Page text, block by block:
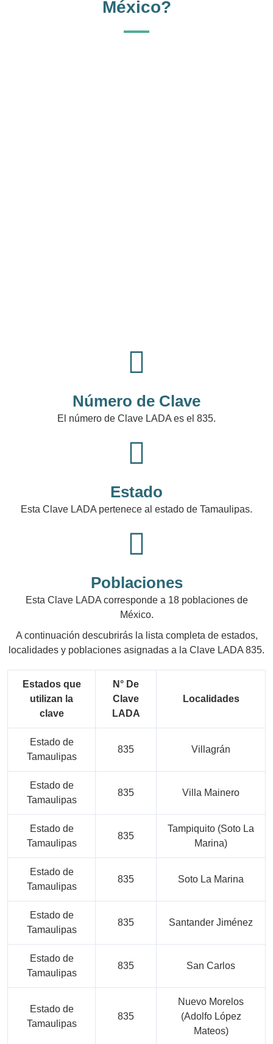
México?
Número de Clave
El número de Clave LADA es el 835.
Estado
Esta Clave LADA pertenece al estado de Tamaulipas.
Poblaciones
Esta Clave LADA corresponde a 18 poblaciones de
México.
A continuación descubrirás la lista completa de estados,
localidades y poblaciones asignadas a la Clave LADA 835.
Estados que
utilizan la
clave
N° De
Clave
LADA
Localidades
Estado de
Tamaulipas
835 Villagrán
Estado de
Tamaulipas
835 Villa Mainero
Estado de
Tamaulipas
835
Tampiquito (Soto La
Marina)
Estado de
Tamaulipas
835 Soto La Marina
Estado de
Tamaulipas
835 Santander Jiménez
Estado de
Tamaulipas
835 San Carlos
Estado de
Tamaulipas
835
Nuevo Morelos
(Adolfo López
Mateos)